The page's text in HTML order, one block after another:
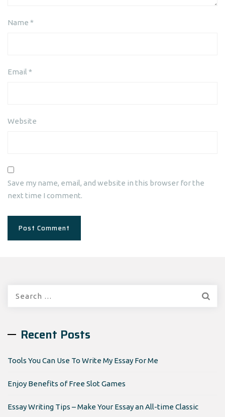
Name *
Email *
Website
Save my name, email, and website in this browser for the
next time I comment.
Recent Posts
Tools You Can Use To Write My Essay For Me
Enjoy Benefits of Free Slot Games
Essay Writing Tips – Make Your Essay an All-time Classic